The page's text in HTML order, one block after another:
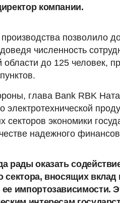
компании.
позволило
численность
области до 125 человек,
глава Bank RBK
электротехнической
секторов экономики
надежного
рады оказать
сектора, вносящих
импортозависимости.